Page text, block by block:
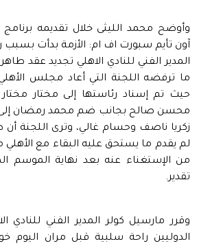
آون تأيم سبورت اف ام: الأزمة بدأت بسبب
المدير الفني للنادي الاهلي تجديد عقد
ما ترفضه اللجنة التي أعاد مجلس
حيث تم إسناد رئاستها إلى مختار مختار
محسن صالح بجانب ضم محمد رمضان إلى
زكريا ناصف وحسام غالي، وترى اللجنة
لم يقدم ما يستحق عليه البقاء مع الأهلي
من الإستغناء عنه بعد نهاية الموسم
تقدير.
وقرر مارسيل كولر المدير الفني للنادي
الدوليين راحة سلبية قبل مران